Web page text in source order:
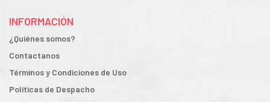
INFORMACIÓN
¿Quiénes somos?
Contactanos
Términos y Condiciones de Uso
Políticas de Despacho